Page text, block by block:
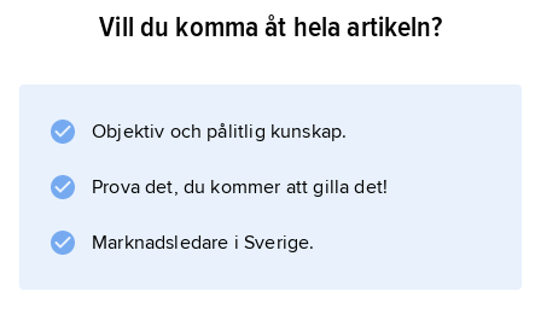
Beckolja används som medel mot myggor.
Vill du komma åt hela artikeln?
Objektiv och pålitlig kunskap.
Prova det, du kommer att gilla det!
Marknadsledare i Sverige.